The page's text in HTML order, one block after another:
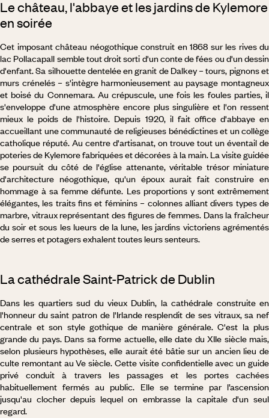
Le château, l'abbaye et les jardins de Kylemore
en soirée
Cet imposant château néogothique construit en 1868 sur les rives du
lac Pollacapall semble tout droit sorti d'un conte de fées ou d'un dessin
d'enfant. Sa silhouette dentelée en granit de Dalkey – tours, pignons et
murs crénelés – s'intègre harmonieusement au paysage montagneux
et boisé du Connemara. Au crépuscule, une fois les foules parties, il
s'enveloppe d'une atmosphère encore plus singulière et l'on ressent
mieux le poids de l'histoire. Depuis 1920, il fait office d'abbaye en
accueillant une communauté de religieuses bénédictines et un collège
catholique réputé. Au centre d'artisanat, on trouve tout un éventail de
poteries de Kylemore fabriquées et décorées à la main. La visite guidée
se poursuit du côté de l'église attenante, véritable trésor miniature
d'architecture néogothique, qu'un époux aurait fait construire en
hommage à sa femme défunte. Les proportions y sont extrêmement
élégantes, les traits fins et féminins – colonnes alliant divers types de
marbre, vitraux représentant des figures de femmes. Dans la fraîcheur
du soir et sous les lueurs de la lune, les jardins victoriens agrémentés
de serres et potagers exhalent toutes leurs senteurs.
La cathédrale Saint-Patrick de Dublin
Dans les quartiers sud du vieux Dublin, la cathédrale construite en
l'honneur du saint patron de l'Irlande resplendit de ses vitraux, sa nef
centrale et son style gothique de manière générale. C'est la plus
grande du pays. Dans sa forme actuelle, elle date du XIIe siècle mais,
selon plusieurs hypothèses, elle aurait été bâtie sur un ancien lieu de
culte remontant au Ve siècle. Cette visite confidentielle avec un guide
privé conduit à travers les passages et les portes cachées
habituellement fermés au public. Elle se termine par l’ascension
jusqu'au clocher depuis lequel on embrasse la capitale d'un seul
regard.